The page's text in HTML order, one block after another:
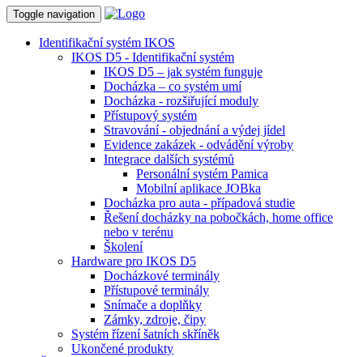
Toggle navigation
Identifikační systém IKOS
IKOS D5 - Identifikační systém
IKOS D5 – jak systém funguje
Docházka – co systém umí
Docházka - rozšiřující moduly
Přístupový systém
Stravování - objednání a výdej jídel
Evidence zakázek - odvádění výroby
Integrace dalších systémů
Personální systém Pamica
Mobilní aplikace JOBka
Docházka pro auta - případová studie
Řešení docházky na pobočkách, home office
nebo v terénu
Školení
Hardware pro IKOS D5
Docházkové terminály
Přístupové terminály
Snímače a doplňky
Zámky, zdroje, čipy
Systém řízení šatních skříněk
Ukončené produkty